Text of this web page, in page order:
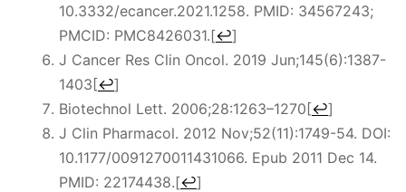
10.3332/ecancer.2021.1258. PMID: 34567243;
PMCID: PMC8426031.[↩]
J Cancer Res Clin Oncol. 2019 Jun;145(6):1387-
1403[↩]
Biotechnol Lett. 2006;28:1263–1270[↩]
J Clin Pharmacol. 2012 Nov;52(11):1749-54. DOI:
10.1177/0091270011431066. Epub 2011 Dec 14.
PMID: 22174438.[↩]